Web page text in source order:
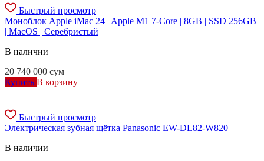
Быстрый просмотр
Моноблок Apple iMac 24 | Apple M1 7-Core | 8GB | SSD 256GB
| MacOS | Серебристый
В наличии
20 740 000 сум
Купить В корзину
Быстрый просмотр
Электрическая зубная щётка Panasonic EW-DL82-W820
В наличии